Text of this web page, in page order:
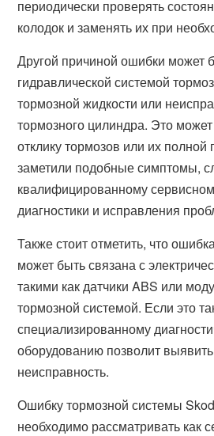
периодически проверять
колодок и заменять их при
Другой причиной ошибки может
гидравлической системой
тормозной жидкости или
тормозного цилиндра. Это
отклику тормозов или их
заметили подобные симптомы,
квалифицированному
диагностики и исправления
Также стоит отметить, что
может быть связана с
такими как датчики ABS или
тормозной системой. Если это
специализированному
оборудованию позволит
неисправность.
Ошибку тормозной системы
необходимо рассматривать как